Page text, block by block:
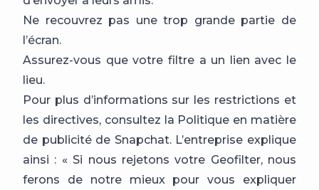
Ne recouvrez pas une trop grande partie de
l’écran.
Assurez-vous que votre filtre a un lien avec le
lieu.
Pour plus d’informations sur les restrictions et
les directives, consultez la Politique en matière
de publicité de Snapchat. L’entreprise explique
ainsi : « Si nous rejetons votre Geofilter, nous
ferons de notre mieux pour vous expliquer